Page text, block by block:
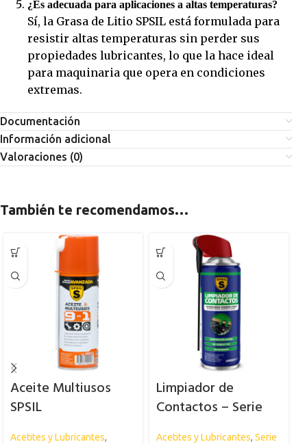
¿Es adecuada para aplicaciones a altas temperaturas?
Sí, la Grasa de Litio SPSIL está formulada para
resistir altas temperaturas sin perder sus
propiedades lubricantes, lo que la hace ideal
para maquinaria que opera en condiciones
extremas.
Documentación
Información adicional
Valoraciones (0)
También te recomendamos…
Aceite Multiusos
SPSIL
Acetites y Lubricantes,
Limpiador de
Contactos – Serie
Profesional SPSIL
Acetites y Lubricantes, Serie